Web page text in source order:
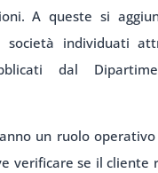
A queste si
società individuati
dal
un ruolo
verificare se il cliente